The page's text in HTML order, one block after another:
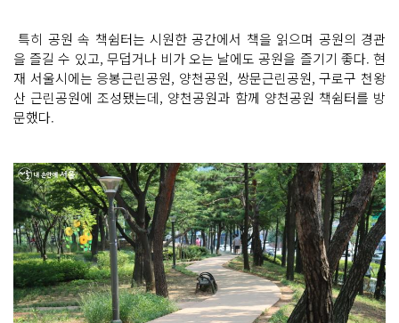
특히 공원 속 책쉼터는 시원한 공간에서 책을 읽으며 공원의 경관
을 즐길 수 있고, 무덥거나 비가 오는 날에도 공원을 즐기기 좋다. 현
재 서울시에는 응봉근린공원, 양천공원, 쌍문근린공원, 구로구 천왕
산 근린공원에 조성됐는데, 양천공원과 함께 양천공원 책쉼터를 방
문했다.